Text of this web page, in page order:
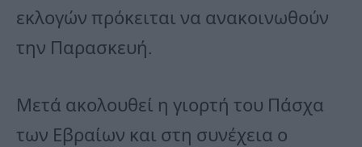
εκλογών πρόκειται να ανακοινωθούν
την Παρασκευή.
Μετά ακολουθεί η γιορτή του Πάσχα
των Εβραίων και στη συνέχεια ο